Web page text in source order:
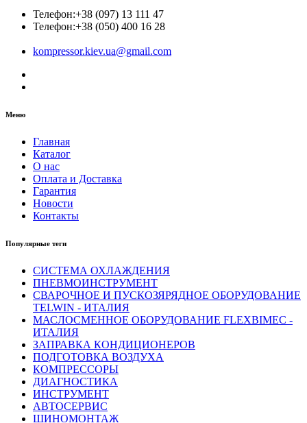
Телефон:+38 (097) 13 111 47
Телефон:+38 (050) 400 16 28
kompressor.kiev.ua@gmail.com
Меню
Главная
Каталог
О нас
Оплата и Доставка
Гарантия
Новости
Контакты
Популярные теги
СИСТЕМА ОХЛАЖДЕНИЯ
ПНЕВМОИНСТРУМЕНТ
СВАРОЧНОЕ И ПУСКОЗЯРЯДНОЕ ОБОРУДОВАНИЕ
TELWIN - ИТАЛИЯ
МАСЛОСМЕННОЕ ОБОРУДОВАНИЕ FLEXBIMEC -
ИТАЛИЯ
ЗАПРАВКА КОНДИЦИОНЕРОВ
ПОДГОТОВКА ВОЗДУХА
КОМПРЕССОРЫ
ДИАГНОСТИКА
ИНСТРУМЕНТ
АВТОСЕРВИС
ШИНОМОНТАЖ